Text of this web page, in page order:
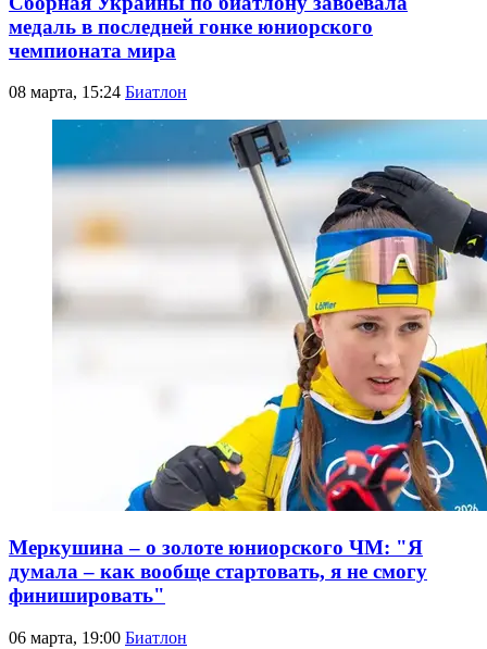
медаль в последней гонке юниорского
чемпионата мира
08 марта, 15:24 Биатлон
Меркушина – о золоте юниорского ЧМ: "Я
думала – как вообще стартовать, я не смогу
финишировать"
06 марта, 19:00 Биатлон